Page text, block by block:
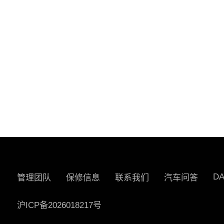
管理团队 保修信息 联系我们 汽车问答
沪ICP备2026018217号